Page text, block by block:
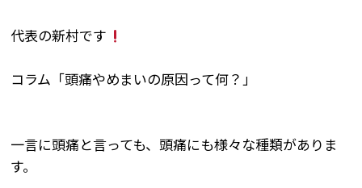
代表の新村です
コラム「頭痛やめまいの原因って何？」
一言に頭痛と言っても、頭痛にも様々な種類がありま
す。